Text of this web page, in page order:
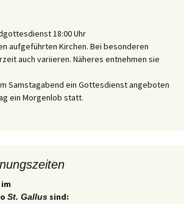
18:00 Uhr
aufgeführten Kirchen. Bei besonderen
auch variieren. Näheres entnehmen sie
Samstagabend ein Gottesdienst angeboten
ein Morgenlob statt.
St. Gallus sind: